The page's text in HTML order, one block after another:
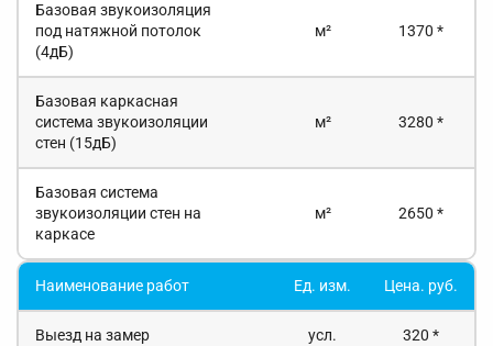
Базовая звукоизоляция
под натяжной потолок
(4дБ)
м² 1370 *
Базовая каркасная
система звукоизоляции
стен (15дБ)
м² 3280 *
Базовая система
звукоизоляции стен на
каркасе
м² 2650 *
Наименование работ Ед. изм. Цена. руб.
Выезд на замер усл. 320 *